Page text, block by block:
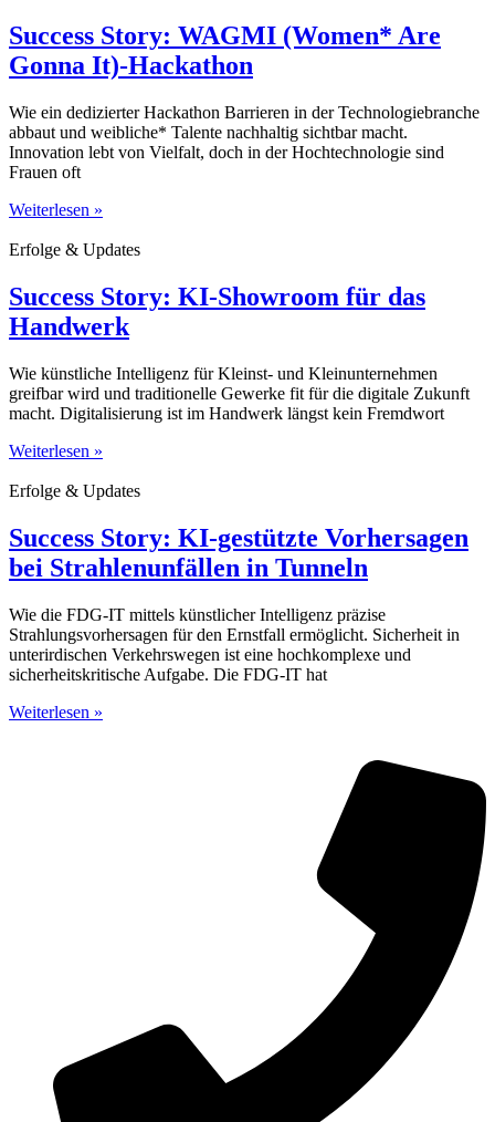
Success Story: WAGMI (Women* Are
Gonna It)-Hackathon
Wie ein dedizierter Hackathon Barrieren in der Technologiebranche
abbaut und weibliche* Talente nachhaltig sichtbar macht.
Innovation lebt von Vielfalt, doch in der Hochtechnologie sind
Frauen oft
Weiterlesen »
Erfolge & Updates
Success Story: KI-Showroom für das
Handwerk
Wie künstliche Intelligenz für Kleinst- und Kleinunternehmen
greifbar wird und traditionelle Gewerke fit für die digitale Zukunft
macht. Digitalisierung ist im Handwerk längst kein Fremdwort
Weiterlesen »
Erfolge & Updates
Success Story: KI-gestützte Vorhersagen
bei Strahlenunfällen in Tunneln
Wie die FDG-IT mittels künstlicher Intelligenz präzise
Strahlungsvorhersagen für den Ernstfall ermöglicht. Sicherheit in
unterirdischen Verkehrswegen ist eine hochkomplexe und
sicherheitskritische Aufgabe. Die FDG-IT hat
Weiterlesen »